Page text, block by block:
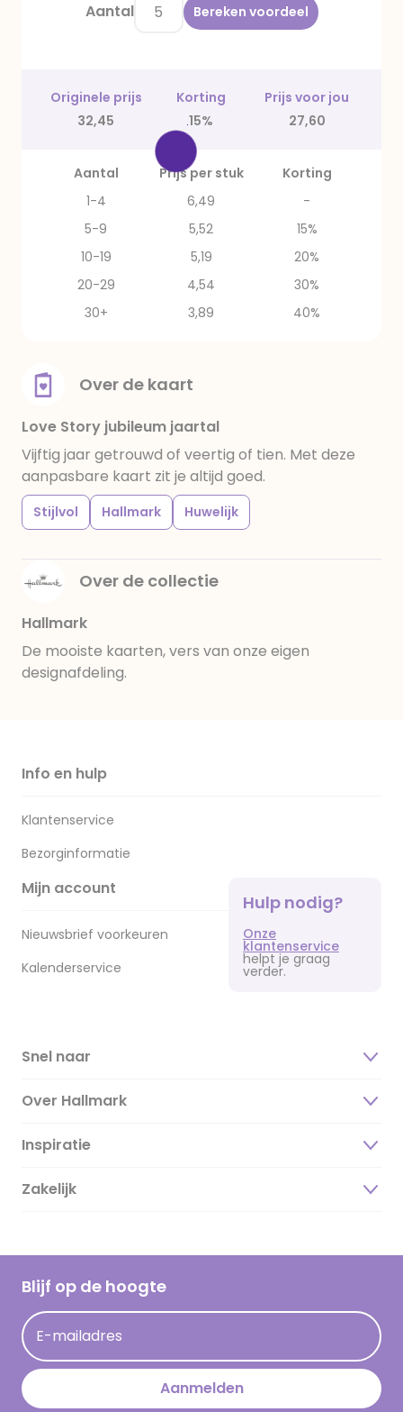
Aantal Bereken voordeel
Originele prijs Korting
Prijs voor jou
32,45
15% 27,60
Aantal Prijs per stuk
Korting
1-4
6,49
-
5-9
5,52
15%
10-19
5,19
20%
20-29
4,54
30%
30+
3,89 40%
Over de kaart
Love Story jubileum jaartal
Vijftig jaar getrouwd of veertig of tien. Met deze
aanpasbare kaart zit je altijd goed.
Stijlvol Hallmark Huwelijk
Over de collectie
Hallmark
De mooiste kaarten, vers van onze eigen
designafdeling.
Info en hulp
Klantenservice
Bezorginformatie
Mijn account
Nieuwsbrief voorkeuren
Kalenderservice
Hulp nodig?
Onze
klantenservice
helpt je graag
verder.
Snel naar
Over Hallmark
Over ons
Duurzaamheid
Hallmark Kaartclub
Acties
Persberichten
Hallmark en Kinderpostzegels
Inspiratie
Magazine
Cadeau inspiratie
Kaartinspiratie
Zakelijk
Blijf op de hoogte
E-mailadres
Aanmelden